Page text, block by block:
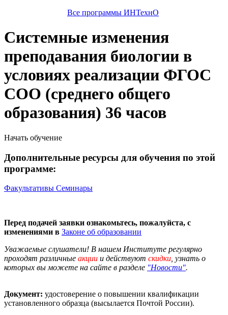
Все программы ИНТехнО
Системные изменения
преподавания биологии в
условиях реализации ФГОС
СОО (среднего общего
образования) 36 часов
Начать обучение
Дополнительные ресурсы для обучения по этой
программе:
Факультативы Семинары
Перед подачей заявки ознакомьтесь, пожалуйста, с
изменениями в Законе об образовании
Уважаемые слушатели! В нашем Институте регулярно
проходят различные акции и действуют скидки , узнать о
которых вы можете на сайте в разделе "Новости".
Документ: удостоверение о повышении квалификации
установленного образца (высылается Почтой России).